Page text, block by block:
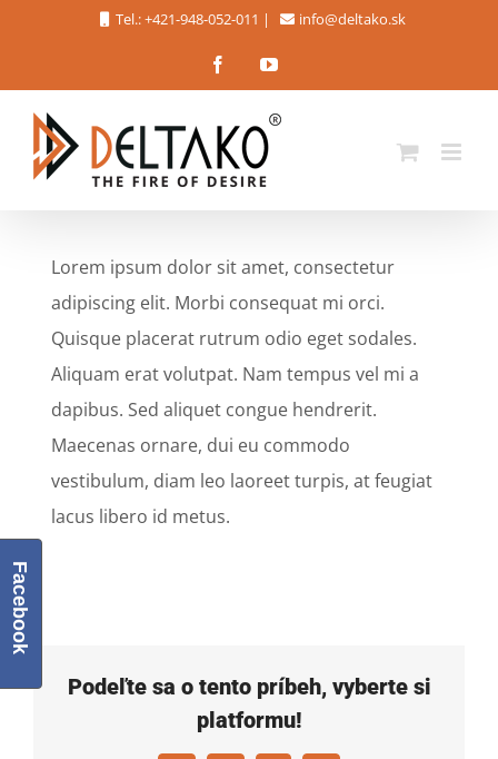
content
Tel.: +421-948-052-011 | info@deltako.sk
FacebookYouTube
Lorem ipsum dolor sit amet, consectetur
adipiscing elit. Morbi consequat mi orci.
Quisque placerat rutrum odio eget sodales.
Aliquam erat volutpat. Nam tempus vel mi a
dapibus. Sed aliquet congue hendrerit.
Maecenas ornare, dui eu commodo
vestibulum, diam leo laoreet turpis, at feugiat
lacus libero id metus.
Podeľte sa o tento príbeh, vyberte si
platformu!
Facebook